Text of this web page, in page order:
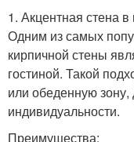
1. Акцентная стена в
Одним из самых
кирпичной стены
гостиной. Такой
или обеденную зону,
индивидуальности.
Преимущества: